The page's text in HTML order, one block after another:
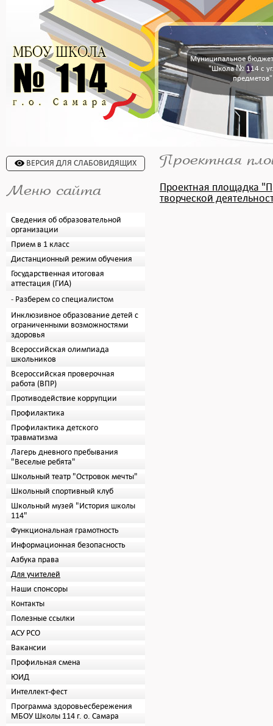
Муниципальное
"Школа № 114 с
Проектная
Проектная площадка
творческой
ВЕРСИЯ ДЛЯ СЛАБОВИДЯЩИХ
Меню сайта
Сведения об образовательной
организации
Прием в 1 класс
Дистанционный режим обучения
Государственная итоговая
аттестация (ГИА)
Разберем со специалистом
Инклюзивное образование детей с
ограниченными возможностями
здоровья
Всероссийская олимпиада
школьников
Всероссийская проверочная
работа (ВПР)
Противодействие коррупции
Профилактика
Профилактика детского
травматизма
Лагерь дневного пребывания
"Веселые ребята"
Школьный театр "Островок мечты"
Школьный спортивный клуб
Школьный музей "История школы
114"
Функциональная грамотность
Информационная безопасность
Азбука права
Для учителей
Наши спонсоры
Контакты
Полезные ссылки
АСУ РСО
Вакансии
Профильная смена
ЮИД
Интеллект-фест
Программа здоровьесбережения
МБОУ Школы 114 г. о. Самара